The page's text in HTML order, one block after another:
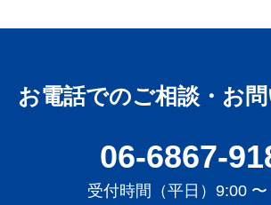
お電話でのご相談・お
06-6867-
受付時間（平日）9:00